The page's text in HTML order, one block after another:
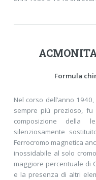
Formula
Nel corso dell’anno
sempre più prezioso,
composizione della
silenziosamente
Ferrocromo magnetica
inossidabile al solo
maggiore percentuale di
e la presenza di altri